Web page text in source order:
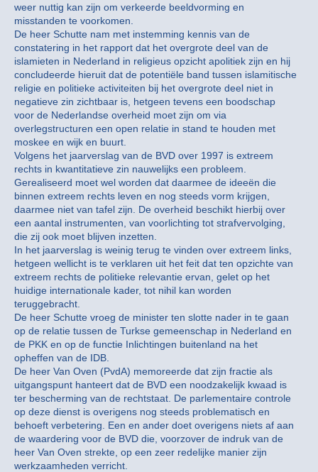
weer nuttig kan zijn om verkeerde beeldvorming en
misstanden te voorkomen.
De heer Schutte nam met instemming kennis van de
constatering in het rapport dat het overgrote deel van de
islamieten in Nederland in religieus opzicht apolitiek zijn en hij
concludeerde hieruit dat de potentiële band tussen islamitische
religie en politieke activiteiten bij het overgrote deel niet in
negatieve zin zichtbaar is, hetgeen tevens een boodschap
voor de Nederlandse overheid moet zijn om via
overlegstructuren een open relatie in stand te houden met
moskee en wijk en buurt.
Volgens het jaarverslag van de BVD over 1997 is extreem
rechts in kwantitatieve zin nauwelijks een probleem.
Gerealiseerd moet wel worden dat daarmee de ideeën die
binnen extreem rechts leven en nog steeds vorm krijgen,
daarmee niet van tafel zijn. De overheid beschikt hierbij over
een aantal instrumenten, van voorlichting tot strafvervolging,
die zij ook moet blijven inzetten.
In het jaarverslag is weinig terug te vinden over extreem links,
hetgeen wellicht is te verklaren uit het feit dat ten opzichte van
extreem rechts de politieke relevantie ervan, gelet op het
huidige internationale kader, tot nihil kan worden
teruggebracht.
De heer Schutte vroeg de minister ten slotte nader in te gaan
op de relatie tussen de Turkse gemeenschap in Nederland en
de PKK en op de functie Inlichtingen buitenland na het
opheffen van de IDB.
De heer Van Oven (PvdA) memoreerde dat zijn fractie als
uitgangspunt hanteert dat de BVD een noodzakelijk kwaad is
ter bescherming van de rechtstaat. De parlementaire controle
op deze dienst is overigens nog steeds problematisch en
behoeft verbetering. Een en ander doet overigens niets af aan
de waardering voor de BVD die, voorzover de indruk van de
heer Van Oven strekte, op een zeer redelijke manier zijn
werkzaamheden verricht.